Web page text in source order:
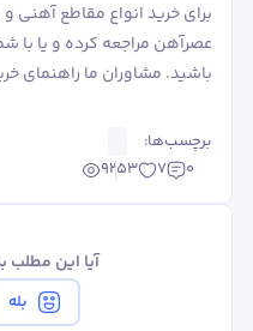
برای خرید انواع مقاطع آهنی
باشید. مشاوران ما راهنمای
برچسب‌ها:
0
7
9253
آیا این مطلب
بله